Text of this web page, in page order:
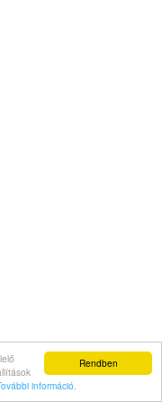
Rendben
információ.